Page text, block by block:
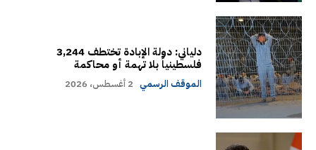
دلياني: دولة الإبادة تختطف 3,244
فلسطينياً بلا تهمة أو محاكمة
الموقف الرسمي 2 أغسطس، 2026